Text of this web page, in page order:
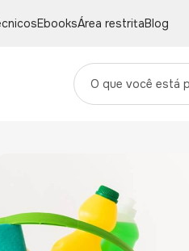
EbooksÁrea restritaBlog